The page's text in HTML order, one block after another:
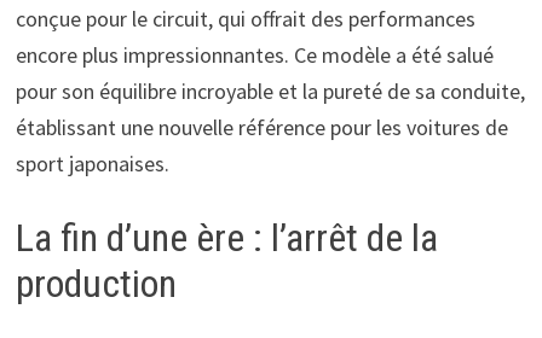
conçue pour le circuit, qui offrait des performances
encore plus impressionnantes. Ce modèle a été salué
pour son équilibre incroyable et la pureté de sa conduite,
établissant une nouvelle référence pour les voitures de
sport japonaises.
La fin d’une ère : l’arrêt de la
production